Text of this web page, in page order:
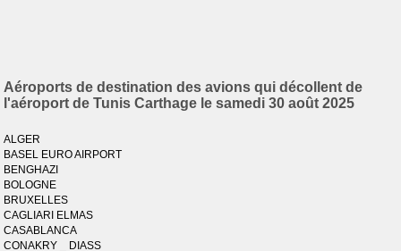
Aéroports de destination des avions qui décollent de
l'aéroport de Tunis Carthage le samedi 30 août 2025
ALGER
BASEL EURO AIRPORT
BENGHAZI
BOLOGNE
BRUXELLES
CAGLIARI ELMAS
CASABLANCA
CONAKRY _ DIASS